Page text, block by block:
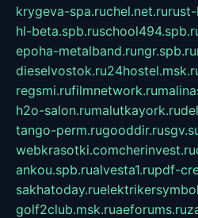
krygeva-spa.ruchel.net.ru
hl-beta.spb.ru
epoha-metalband.rungr.spb.ru
dieselvostok.ru
regsmi.rufilmnetwork.ru
h2o-salon.rumalutkayork.ru
tango-perm.rugooddir.ru
webkrasotki.comcherinvest.ru
ankou.spb.rualvesta1.rupdf-
sakhatoday.ru
golf2club.msk.ruaeforums.ru